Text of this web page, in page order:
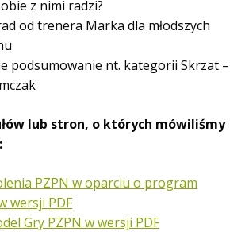
z nimi radzi?
od trenera Marka dla młodszych
podsumowanie nt. kategorii Skrzat –
lub stron, o których mówiliśmy
PZPN w oparciu o program
wersji PDF
Gry PZPN w wersji PDF